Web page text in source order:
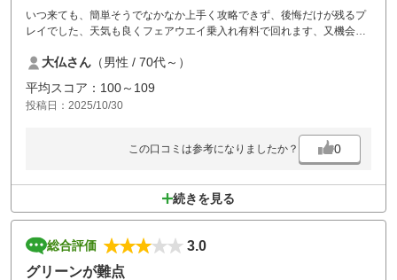
いつ来ても、簡単そうでなかなか上手く攻略できず、後悔だけが残るプ
レイでした、天気も良くフェアウエイ乗入れ有料で回れます、又機会が
大仏さん （男性 / 70代～）
平均スコア：100～109
投稿日：2025/10/30
この口コミは参考になりましたか？ 0
続きを見る
総合評価
3.0
グリーンが難点